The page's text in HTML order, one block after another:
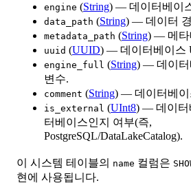
engine (String) — 데이터베이
data_path (String) — 데이터
metadata_path (String) — 메타
uuid (UUID) — 데이터베이스
engine_full (String) — 데이터
변수.
comment (String) — 데이터베이
is_external (UInt8) — 데이터
터베이스인지 여부(즉,
PostgreSQL/DataLakeCatalog).
이 시스템 테이블의 name 컬럼은
현에 사용됩니다.